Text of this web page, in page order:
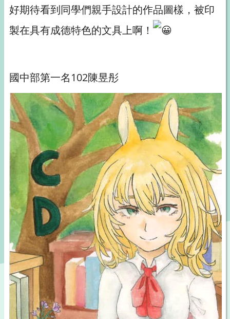
好期待看到同學們親手設計的作品圖樣，被印
製在具有成德特色的文具上啊！
國中部第一名102陳昱彤